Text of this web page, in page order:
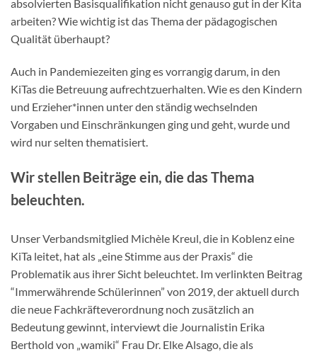
absolvierten Basisqualifikation nicht genauso gut in der Kita
arbeiten? Wie wichtig ist das Thema der pädagogischen
Qualität überhaupt?
Auch in Pandemiezeiten ging es vorrangig darum, in den
KiTas die Betreuung aufrechtzuerhalten. Wie es den Kindern
und Erzieher*innen unter den ständig wechselnden
Vorgaben und Einschränkungen ging und geht, wurde und
wird nur selten thematisiert.
Wir stellen Beiträge ein, die das Thema
beleuchten.
Unser Verbandsmitglied Michèle Kreul, die in Koblenz eine
KiTa leitet, hat als „eine Stimme aus der Praxis“ die
Problematik aus ihrer Sicht beleuchtet. Im verlinkten Beitrag
“Immerwährende Schülerinnen” von 2019, der aktuell durch
die neue Fachkräfteverordnung noch zusätzlich an
Bedeutung gewinnt, interviewt die Journalistin Erika
Berthold von „wamiki“ Frau Dr. Elke Alsago, die als